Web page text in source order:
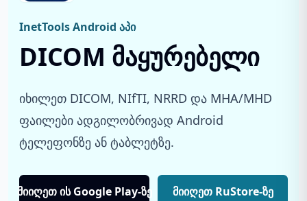
InetTools Android აპი
DICOM მაყურებელი
იხილეთ DICOM, NIfTI, NRRD და MHA/MHD
ფაილები ადგილობრივად Android
ტელეფონზე ან ტაბლეტზე.
მიიღეთ ის Google Play-ზე მიიღეთ RuStore-ზე